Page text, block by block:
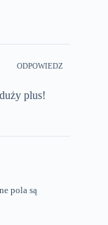
ODPOWIEDZ
plus!
pola są